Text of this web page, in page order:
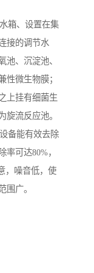
箱、设置在集
接的调节水
池、沉淀池、
性微生物膜；
上挂有细菌生
旋流反应池。
备能有效去除
可达80%，
，噪音低，使
围广。
生活污水处理设备
体化污水处理设
处理设备
工污水处理设备
设备设备生产厂